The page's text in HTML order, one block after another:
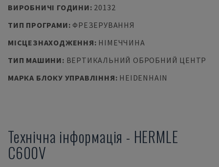
ВИРОБНИЧІ ГОДИНИ: 20132
ТИП ПРОГРАМИ: ФРЕЗЕРУВАННЯ
МІСЦЕЗНАХОДЖЕННЯ: НІМЕЧЧИНА
ТИП МАШИНИ: ВЕРТИКАЛЬНИЙ ОБРОБНИЙ ЦЕНТР
МАРКА БЛОКУ УПРАВЛІННЯ: HEIDENHAIN
Технічна інформація - HERMLE
C600V